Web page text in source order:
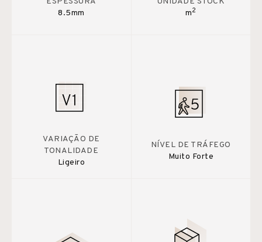
8.5mm
m2
VARIAÇÃO DE
TONALIDADE
Ligeiro
NÍVEL DE TRÁFEGO
Muito Forte